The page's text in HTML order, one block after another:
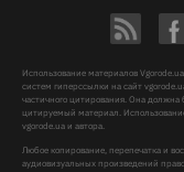
Использование материалов
систем гиперссылки на сайт
частичного цитирования. Она
цитируемый материал.
vgorode.ua и автора.
Любое копирование, перепечатка и
аудиовизуальных произведений